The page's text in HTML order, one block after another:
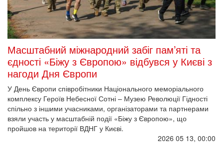
Масштабний міжнародний забіг пам’яті та
єдності «Біжу з Європою» відбувся у Києві з
нагоди Дня Європи
У День Європи співробітники Національного меморіального
комплексу Героїв Небесної Сотні – Музею Революції Гідності
спільно з іншими учасниками, організаторами та партнерами
взяли участь у масштабній події «Біжу з Європою», що
пройшов на території ВДНГ у Києві.
2026 05 13, 00:00